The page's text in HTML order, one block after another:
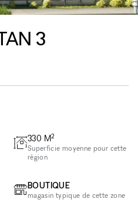
3
330 M2
Superficie moyenne pour cette
région
BOUTIQUE
magasin typique de cette zone